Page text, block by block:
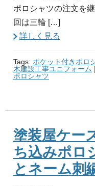
ポロシャツの注文を
回は三輪 […]
詳しく見る
Tags: ポケット付きポロ
木建設工事ユニフォーム |
ポロシャツ
塗装屋ケー
ち込みポロ
とネーム刺